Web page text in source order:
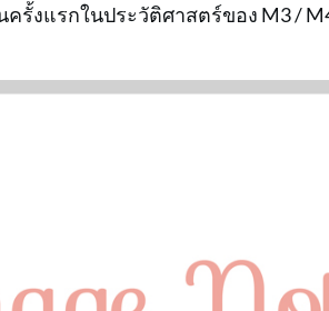
ครั้งแรกในประวัติศาสตร์ของ M3 /